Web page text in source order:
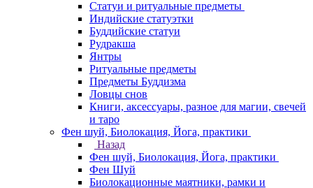
Статуи и ритуальные предметы
Индийские статуэтки
Буддийские статуи
Рудракша
Янтры
Ритуальные предметы
Предметы Буддизма
Ловцы снов
Книги, аксессуары, разное для магии, свечей
и таро
Фен шуй, Биолокация, Йога, практики
Назад
Фен шуй, Биолокация, Йога, практики
Фен Шуй
Биолокационные маятники, рамки и